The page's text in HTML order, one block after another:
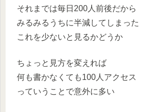
それまでは毎日200人前後だから
みるみるうちに半減してしまった
これを少ないと見るかどうか
ちょっと見方を変えれば
何も書かなくても100人アクセス
っていうことで意外に多い